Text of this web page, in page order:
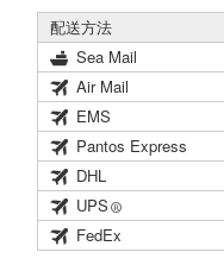
配送方法
Sea Mail
Air Mail
EMS
Pantos Express
DHL
UPS
FedEx